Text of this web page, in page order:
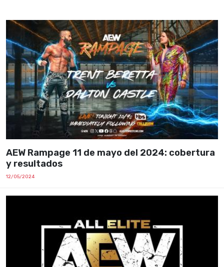
AEW Rampage 11 de mayo del 2024: cobertura
y resultados
12/05/2024